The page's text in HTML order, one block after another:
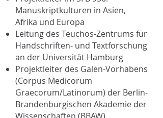
Manuskriptkulturen in Asien,
Afrika und Europa
Leitung des Teuchos-Zentrums für
Handschriften- und Textforschung
an der Universität Hamburg
Projektleiter des Galen-Vorhabens
(Corpus Medicorum
Graecorum/Latinorum) der Berlin-
Brandenburgischen Akademie der